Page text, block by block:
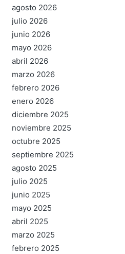
agosto 2026
julio 2026
junio 2026
mayo 2026
abril 2026
marzo 2026
febrero 2026
enero 2026
diciembre 2025
noviembre 2025
octubre 2025
septiembre 2025
agosto 2025
julio 2025
junio 2025
mayo 2025
abril 2025
marzo 2025
febrero 2025